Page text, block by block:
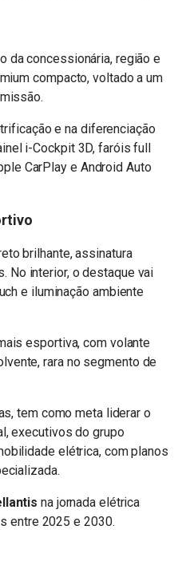
da concessionária, região e
compacto, voltado a um
e na diferenciação
i-Cockpit 3D, faróis full
CarPlay e Android Auto
brilhante, assinatura
No interior, o destaque vai
e iluminação ambiente
esportiva, com volante
rara no segmento de
tem como meta liderar o
executivos do grupo
elétrica, com planos
na jornada elétrica
entre 2025 e 2030.